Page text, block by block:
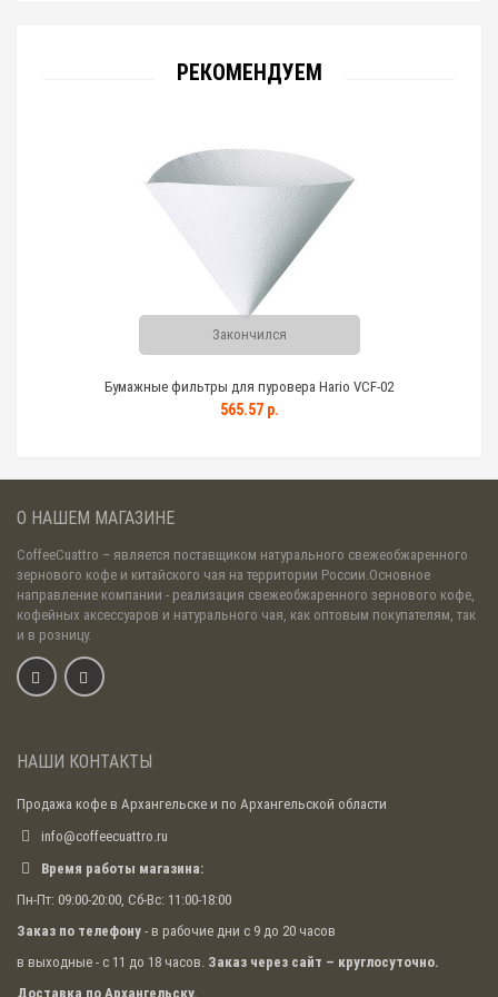
РЕКОМЕНДУЕМ
Закончился
Бумажные фильтры для пуровера Hario VCF-02
565.57 р.
О НАШЕМ МАГАЗИНЕ
CoffeeCuattro – является поставщиком натурального свежеобжаренного
зернового кофе и китайского чая на территории России.Основное
направление компании - реализация свежеобжаренного зернового кофе,
кофейных аксессуаров и натурального чая, как оптовым покупателям, так
и в розницу.
НАШИ КОНТАКТЫ
Продажа кофе в Архангельске и по Архангельской области
info@coffeecuattro.ru
Время работы магазина:
Пн-Пт: 09:00-20:00, Сб-Вс: 11:00-18:00
Заказ по телефону - в рабочие дни с 9 до 20 часов
в выходные - с 11 до 18 часов. Заказ через сайт – круглосуточно.
Доставка по Архангельску.